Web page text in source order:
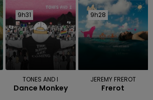
9h31
9h31
TONES AND I
Dance Monkey
9h28
9h28
JEREMY FREROT
Frerot